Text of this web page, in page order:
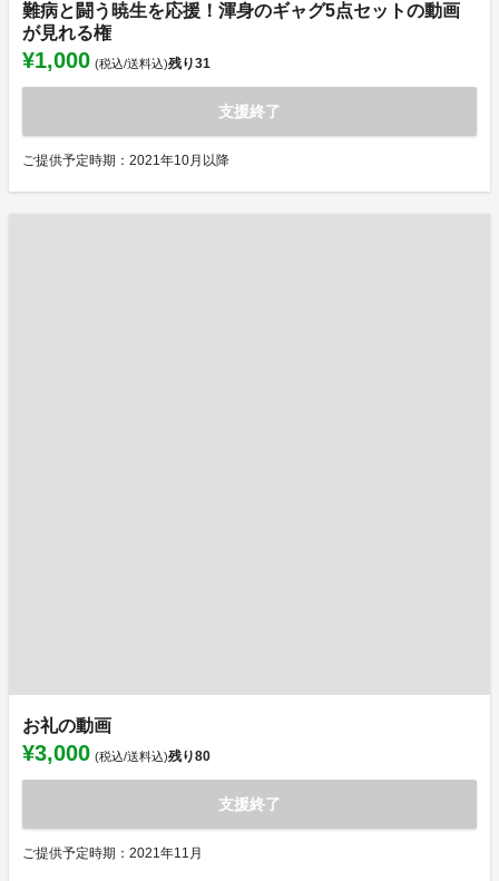
難病と闘う暁生を応援！渾身のギャグ5点セットの動画
が見れる権
¥1,000 (税込/送料込)残り31
支援終了
ご提供予定時期：2021年10月以降
お礼の動画
¥3,000 (税込/送料込)残り80
支援終了
ご提供予定時期：2021年11月